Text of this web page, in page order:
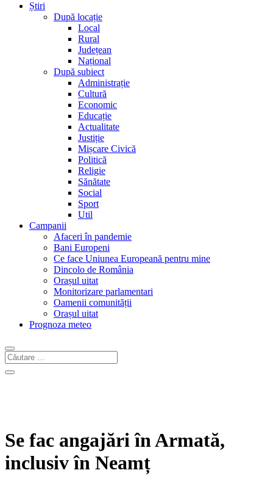
Știri
După locație
Local
Rural
Județean
Național
După subiect
Administrație
Cultură
Economic
Educație
Actualitate
Justiție
Mișcare Civică
Politică
Religie
Sănătate
Social
Sport
Util
Campanii
Afaceri în pandemie
Bani Europeni
Ce face Uniunea Europeană pentru mine
Dincolo de România
Orașul uitat
Monitorizare parlamentari
Oamenii comunității
Orașul uitat
Prognoza meteo
Se fac angajări în Armată,
inclusiv în Neamț